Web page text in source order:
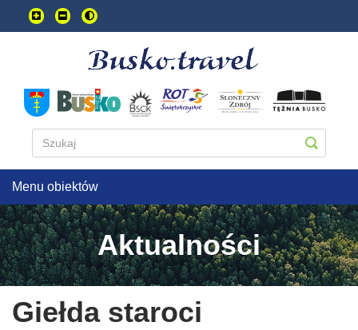
Przejdź
do
głownej
Menu obiektów
Aktualności
Giełda staroci